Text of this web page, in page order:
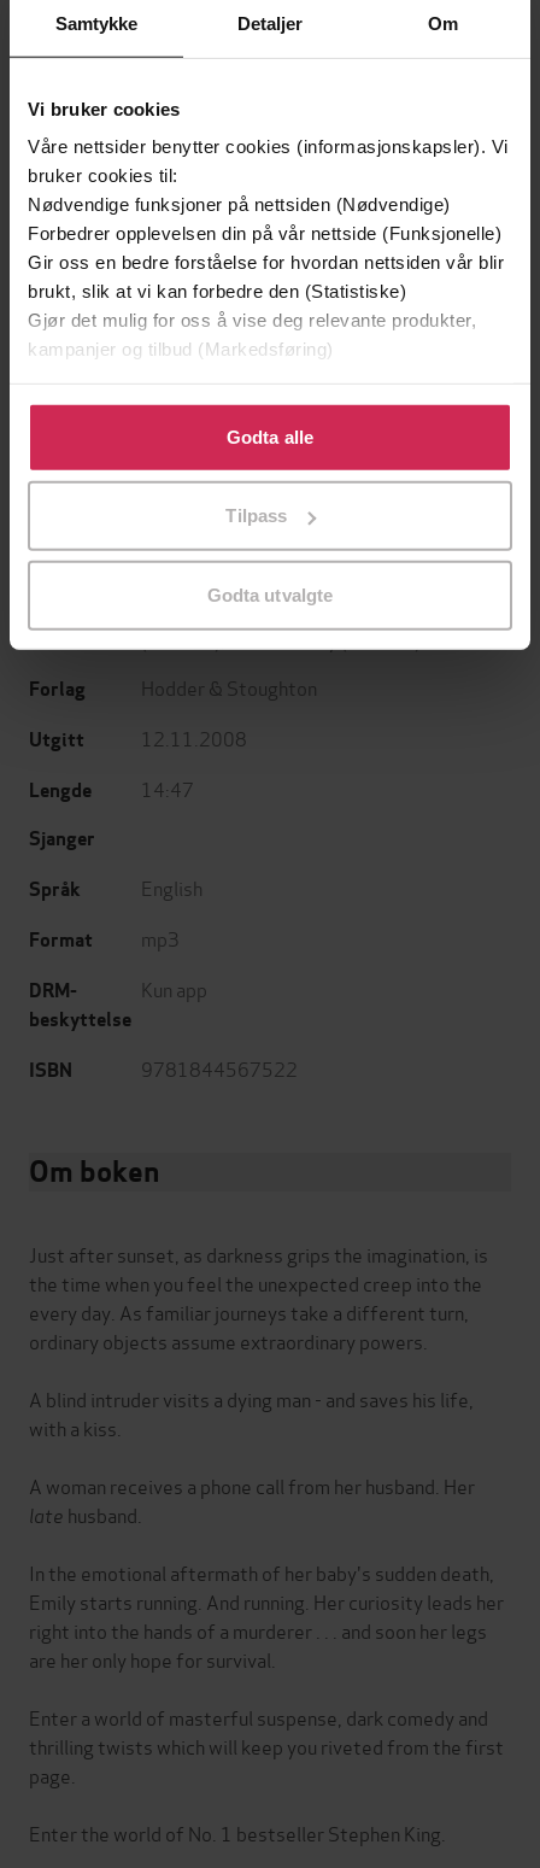
Samtykke Detaljer Om
Vi bruker cookies
Våre nettsider benytter cookies (informasjonskapsler). Vi
bruker cookies til:
Nødvendige funksjoner på nettsiden (Nødvendige)
Forbedrer opplevelsen din på vår nettside (Funksjonelle)
Gir oss en bedre forståelse for hvordan nettsiden vår blir
brukt, slik at vi kan forbedre den (Statistiske)
Gjør det mulig for oss å vise deg relevante produkter,
kampanjer og tilbud (Markedsføring)
Klikk på «Godta alle» for å gi oss ditt samtykke til å
bruke cookies for alle disse formålene. Du kan også
tilpasse ditt samtykke til spesifikke formål ved å klikke
Godta alle
Tilpass
Godta utvalgte
199,-
Minnesota
Jo Nesbø
EBOK
349,-
Utskudd
Jørn Lier Horst
EBOK
A riveting, dark story collection from the
No. 1 bestseller
Stephen King(forfatter),
(innleser),Ben Shenkman(innleser),Denis
Jill Eikenberry(innleser),
(innleser),Ron McLarty(innleser)
Forlag Hodder & Stoughton
Utgitt 12.11.2008
Lengde 14:47
Sjanger
Språk
English
Format mp3
DRM-
beskyttelse
Kun app
ISBN 9781844567522
Om boken
Just after sunset, as darkness grips the imagination, is
the time when you feel the unexpected creep into the
every day. As familiar journeys take a different turn,
ordinary objects assume extraordinary powers.
A blind intruder visits a dying man - and saves his life,
with a kiss.
A woman receives a phone call from her husband. Her
late husband.
In the emotional aftermath of her baby's sudden death,
Emily starts running. And running. Her curiosity leads her
right into the hands of a murderer . . . and soon her legs
are her only hope for survival.
Enter a world of masterful suspense, dark comedy and
thrilling twists which will keep you riveted from the first
page.
Enter the world of No. 1 bestseller Stephen King.